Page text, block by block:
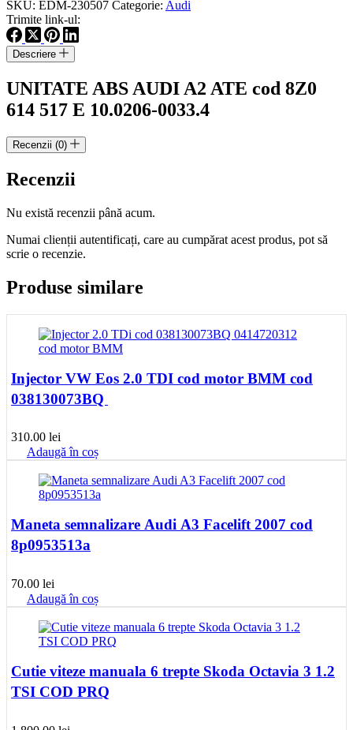
A2
ATE
cod
8Z0614517E
0033.4
SKU: EDM-230507 Categorie: Audi
Trimite link-ul:
Descriere
UNITATE ABS AUDI A2 ATE cod 8Z0
614 517 E 10.0206-0033.4
Recenzii (0)
Recenzii
Nu există recenzii până acum.
Numai clienții autentificați, care au cumpărat acest produs, pot să
scrie o recenzie.
Produse similare
Injector VW Eos 2.0 TDI cod motor BMM cod
038130073BQ
310.00 lei
Adaugă în coș
Maneta semnalizare Audi A3 Facelift 2007 cod
8p0953513a
70.00 lei
Adaugă în coș
Cutie viteze manuala 6 trepte Skoda Octavia 3 1.2
TSI COD PRQ